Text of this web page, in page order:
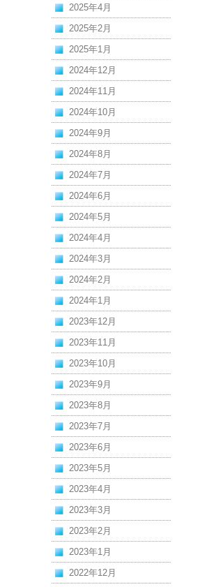
2025年4月
2025年2月
2025年1月
2024年12月
2024年11月
2024年10月
2024年9月
2024年8月
2024年7月
2024年6月
2024年5月
2024年4月
2024年3月
2024年2月
2024年1月
2023年12月
2023年11月
2023年10月
2023年9月
2023年8月
2023年7月
2023年6月
2023年5月
2023年4月
2023年3月
2023年2月
2023年1月
2022年12月